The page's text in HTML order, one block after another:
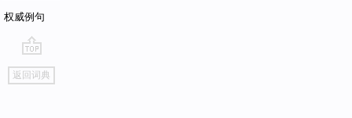
权威例句
go
top
返回词典